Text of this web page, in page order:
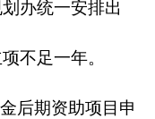
办统一安排出
不足一年。
后期资助项目申